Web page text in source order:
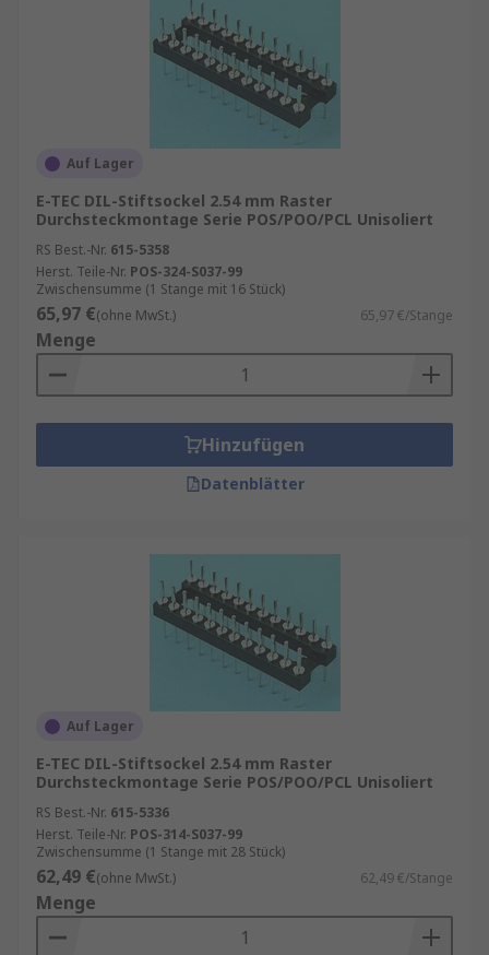
Auf Lager
E-TEC DIL-Stiftsockel 2.54 mm Raster
Durchsteckmontage Serie POS/POO/PCL Unisoliert
RS Best.-Nr. 615-5358
Herst. Teile-Nr. POS-324-S037-99
Zwischensumme (1 Stange mit 16 Stück)
65,97 €(ohne MwSt.) 65,97 €/Stange
Menge
Hinzufügen
Datenblätter
Auf Lager
E-TEC DIL-Stiftsockel 2.54 mm Raster
Durchsteckmontage Serie POS/POO/PCL Unisoliert
RS Best.-Nr. 615-5336
Herst. Teile-Nr. POS-314-S037-99
Zwischensumme (1 Stange mit 28 Stück)
62,49 €(ohne MwSt.) 62,49 €/Stange
Menge